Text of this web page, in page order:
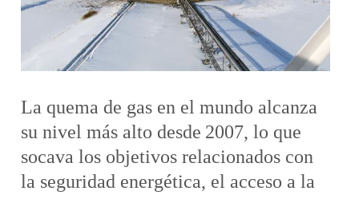
La quema de gas en el mundo alcanza
su nivel más alto desde 2007, lo que
socava los objetivos relacionados con
la seguridad energética, el acceso a la